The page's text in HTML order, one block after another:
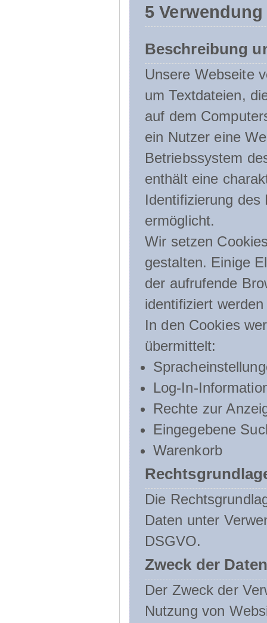
5
Beschreibung
Unsere Webseite
um Textdateien,
auf dem
ein Nutzer eine
Betriebssystem
enthält eine
Identifizierung
ermöglicht.
Wir setzen
gestalten. Einige
der aufrufende
identifiziert
In den Cookies
übermittelt:
Log-In-
Rechte zur
Eingegebene
Warenkorb
Die
Daten unter
DSGVO.
Zweck der
Der Zweck der
Nutzung von